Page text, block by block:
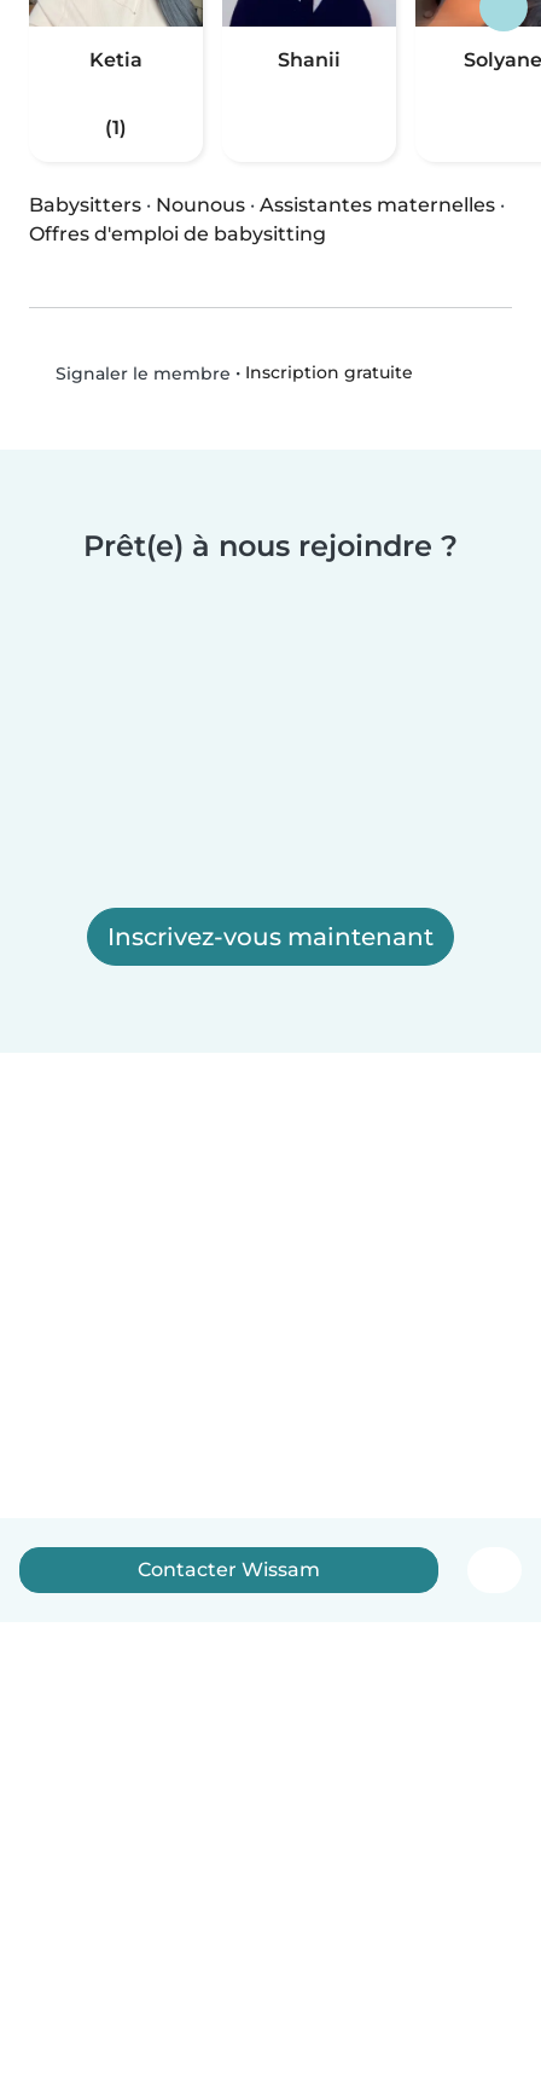
Ketia
(1)
Shanii Solyane
Babysitters · Nounous · Assistantes maternelles ·
Offres d'emploi de babysitting
Signaler le membre • Inscription gratuite
Prêt(e) à nous rejoindre ?
Inscrivez-vous maintenant
Contacter Wissam